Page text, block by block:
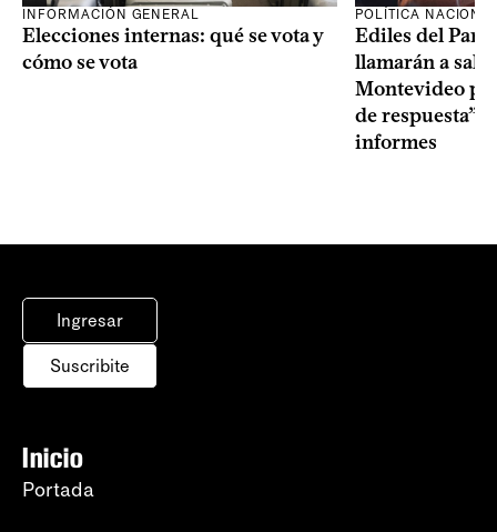
INFORMACIÓN GENERAL
Elecciones internas: qué se vota y
cómo se vota
POLÍTICA
Ediles del
llamarán a sala
Montevideo
de respuesta”
informes
Ingresar
Suscribite
Inicio
Portada